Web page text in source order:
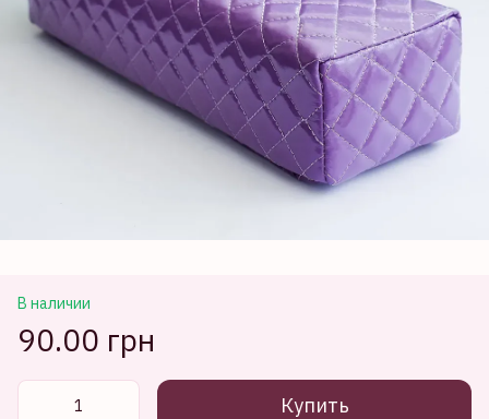
В наличии
90.00 грн
Купить